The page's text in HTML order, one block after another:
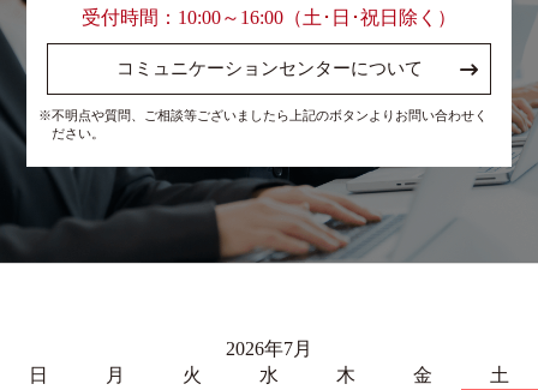
受付時間：10:00～16:00（土･日･祝日除く）
コミュニケーションセンターについて
※不明点や質問、ご相談等ございましたら上記のボタンよりお問い合わせく
ださい。
2026年7月
日
月 火 水 木 金
土